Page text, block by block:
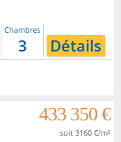
Chambres
3 Détails
433 350 €
soit 3160 €/m²